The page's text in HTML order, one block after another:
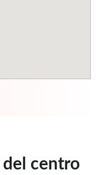
del centro